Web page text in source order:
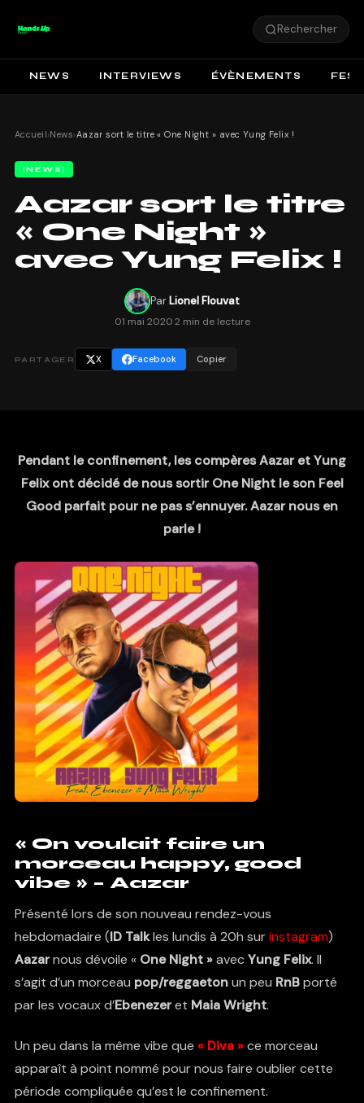
Rechercher
NEWS INTERVIEWS ÉVÈNEMENTS
Accueil›News›Aazar sort le titre « One Night » avec Yung Felix !
NEWS
Aazar sort le titre
« One Night »
avec Yung Felix !
ParLionel Flouvat
01 mai 20202 min de lecture
PARTAGER X Facebook Copier
Pendant le confinement, les compères Aazar et Yung
Felix ont décidé de nous sortir One Night le son Feel
Good parfait pour ne pas s’ennuyer. Aazar nous en
parle !
« On voulait faire un
morceau happy, good
vibe » – Aazar
Présenté lors de son nouveau rendez-vous
hebdomadaire (ID Talkles lundis à 20h surinstagram)
Aazarnous dévoile « One Night »avec Yung Felix. Il
s’agit d’un morceau pop/reggaetonun peu RnBporté
par les vocaux d’Ebenezeret Maia Wright.
Un peu dans la même vibe que « Diva »ce morceau
apparaît à point nommé pour nous faire oublier cette
période compliquée qu’est le confinement.